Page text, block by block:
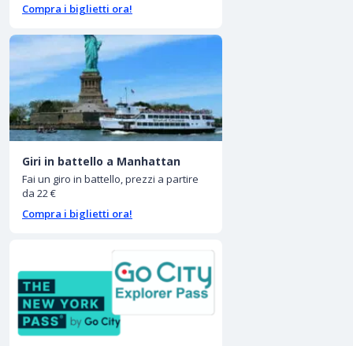
Compra i biglietti ora!
Giri in battello a Manhattan
Fai un giro in battello, prezzi a partire
da 22 €
Compra i biglietti ora!